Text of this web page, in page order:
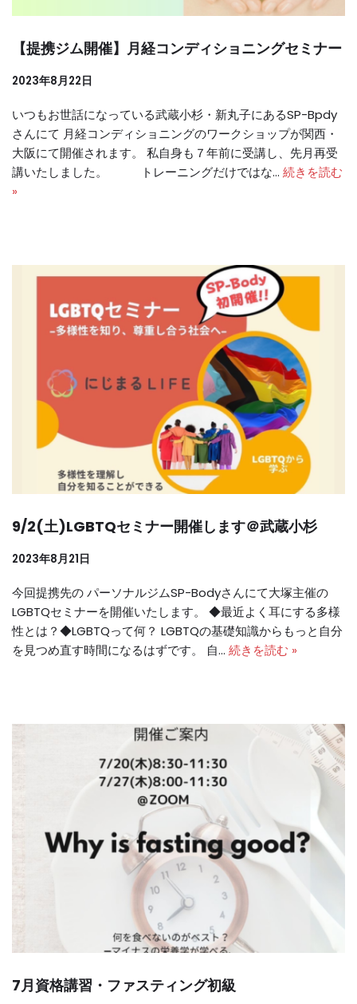
【提携ジム開催】月経コンディショニングセミナー
2023年8月22日
いつもお世話になっている武蔵小杉・新丸子にあるSP-Bpdy
さんにて 月経コンディショニングのワークショップが関西・
大阪にて開催されます。 私自身も７年前に受講し、先月再受
講いたしました。 トレーニングだけではな… 続きを読む
»
9/2(土)LGBTQセミナー開催します＠武蔵小杉
2023年8月21日
今回提携先の パーソナルジムSP-Bodyさんにて大塚主催の
LGBTQセミナーを開催いたします。 ◆最近よく耳にする多様
性とは？◆LGBTQって何？ LGBTQの基礎知識からもっと自分
を見つめ直す時間になるはずです。 自… 続きを読む »
7月資格講習・ファスティング初級